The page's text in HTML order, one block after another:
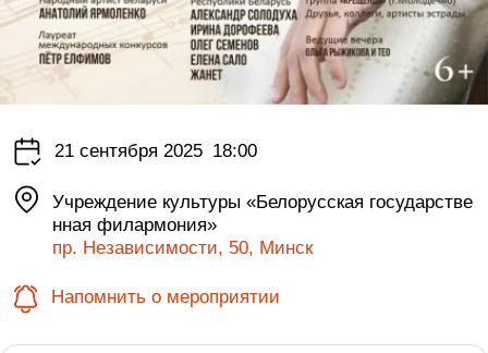
21 сентября 2025 18:00
Учреждение культуры «Белорусская государстве
нная филармония»
пр. Независимости, 50, Минск
Напомнить о мероприятии